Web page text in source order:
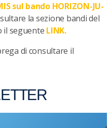
sul bando HORIZON-JU-
la sezione bandi del
il seguente LINK.
di consultare il